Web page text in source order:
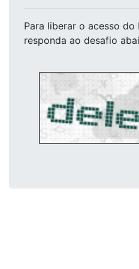
Para liberar o acesso do
responda ao desafio